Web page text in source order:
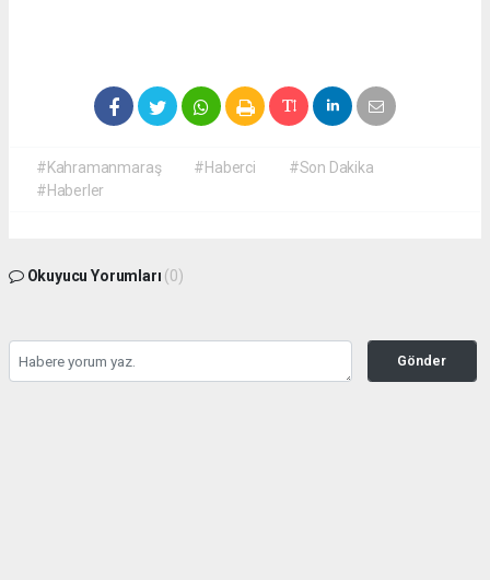
#Kahramanmaraş #Haberci
#Son Dakika
#Haberler
Okuyucu Yorumları (0)
Gönder